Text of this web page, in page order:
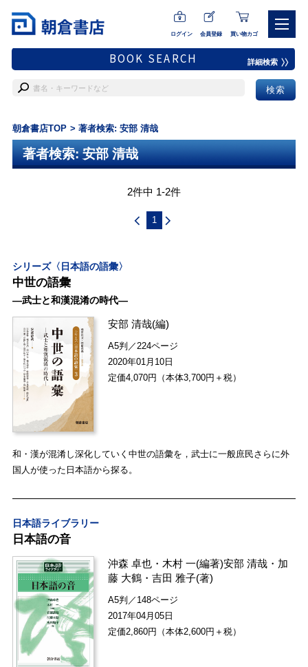
ログイン 会員登録 買い物カゴ
BOOK SEARCH 詳細検索
朝倉書店TOP 著者検索: 安部 清哉
著者検索: 安部 清哉
2件中 1-2件
1
シリーズ〈日本語の語彙〉
中世の語彙
―武士と和漢混淆の時代―
安部 清哉(編)
A5判／224ページ
2020年01月10日
定価4,070円（本体3,700円＋税）
和・漢が混淆し深化していく中世の語彙を，武士に一般庶民さらに外
国人が使った日本語から探る。
日本語ライブラリー
日本語の音
沖森 卓也 ・ 木村 一(編著)安部 清哉 ・ 加
藤 大鶴 ・吉田 雅子(著)
A5判／148ページ
2017年04月05日
定価2,860円（本体2,600円＋税）